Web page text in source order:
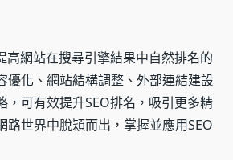
高網站在搜尋引擎結果中自然排名的
優化、網站結構調整、外部連結建設
，可有效提升SEO排名，吸引更多精
路世界中脫穎而出，掌握並應用SEO